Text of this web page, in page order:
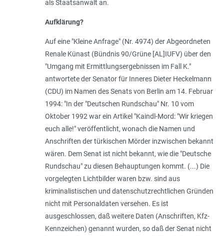
als Staatsanwalt an.
Aufklärung?
Auf eine "Kleine Anfrage" (Nr. 4974) der Abgeordneten
Renale Künast (Bündnis 90/Grüne [AL]IUFV) über den
"Umgang mit Ermittlungsergebnissen im Fall K."
antwortete der Senator für Inneres Dieter Heckelmann
(CDU) im Namen des Senats von Berlin am 14. Februar
1994: "In der "Deutschen Rundschau" Nr. 10 vom
Oktober 1992 war ein Artikel "Kaindl-Mord: "Wir kriegen
euch alle!" veröffentlicht, wonach die Namen und
Anschriften der türkischen Mörder inzwischen bekannt
wären. Dem Senat ist nicht bekannt, wie die "Deutsche
Rundschau" zu diesen Behauptungen kommt. (...) Die
vorgelegten Lichtbilder waren bzw. sind aus
kriminalistischen und datenschutzrechtlichen Gründen
nicht mit Personaldaten versehen. Es ist
ausgeschlossen, daß weitere Daten (Anschriften, Kfz-
Kennzeichen) genannt wurden, so daß der Senat nicht